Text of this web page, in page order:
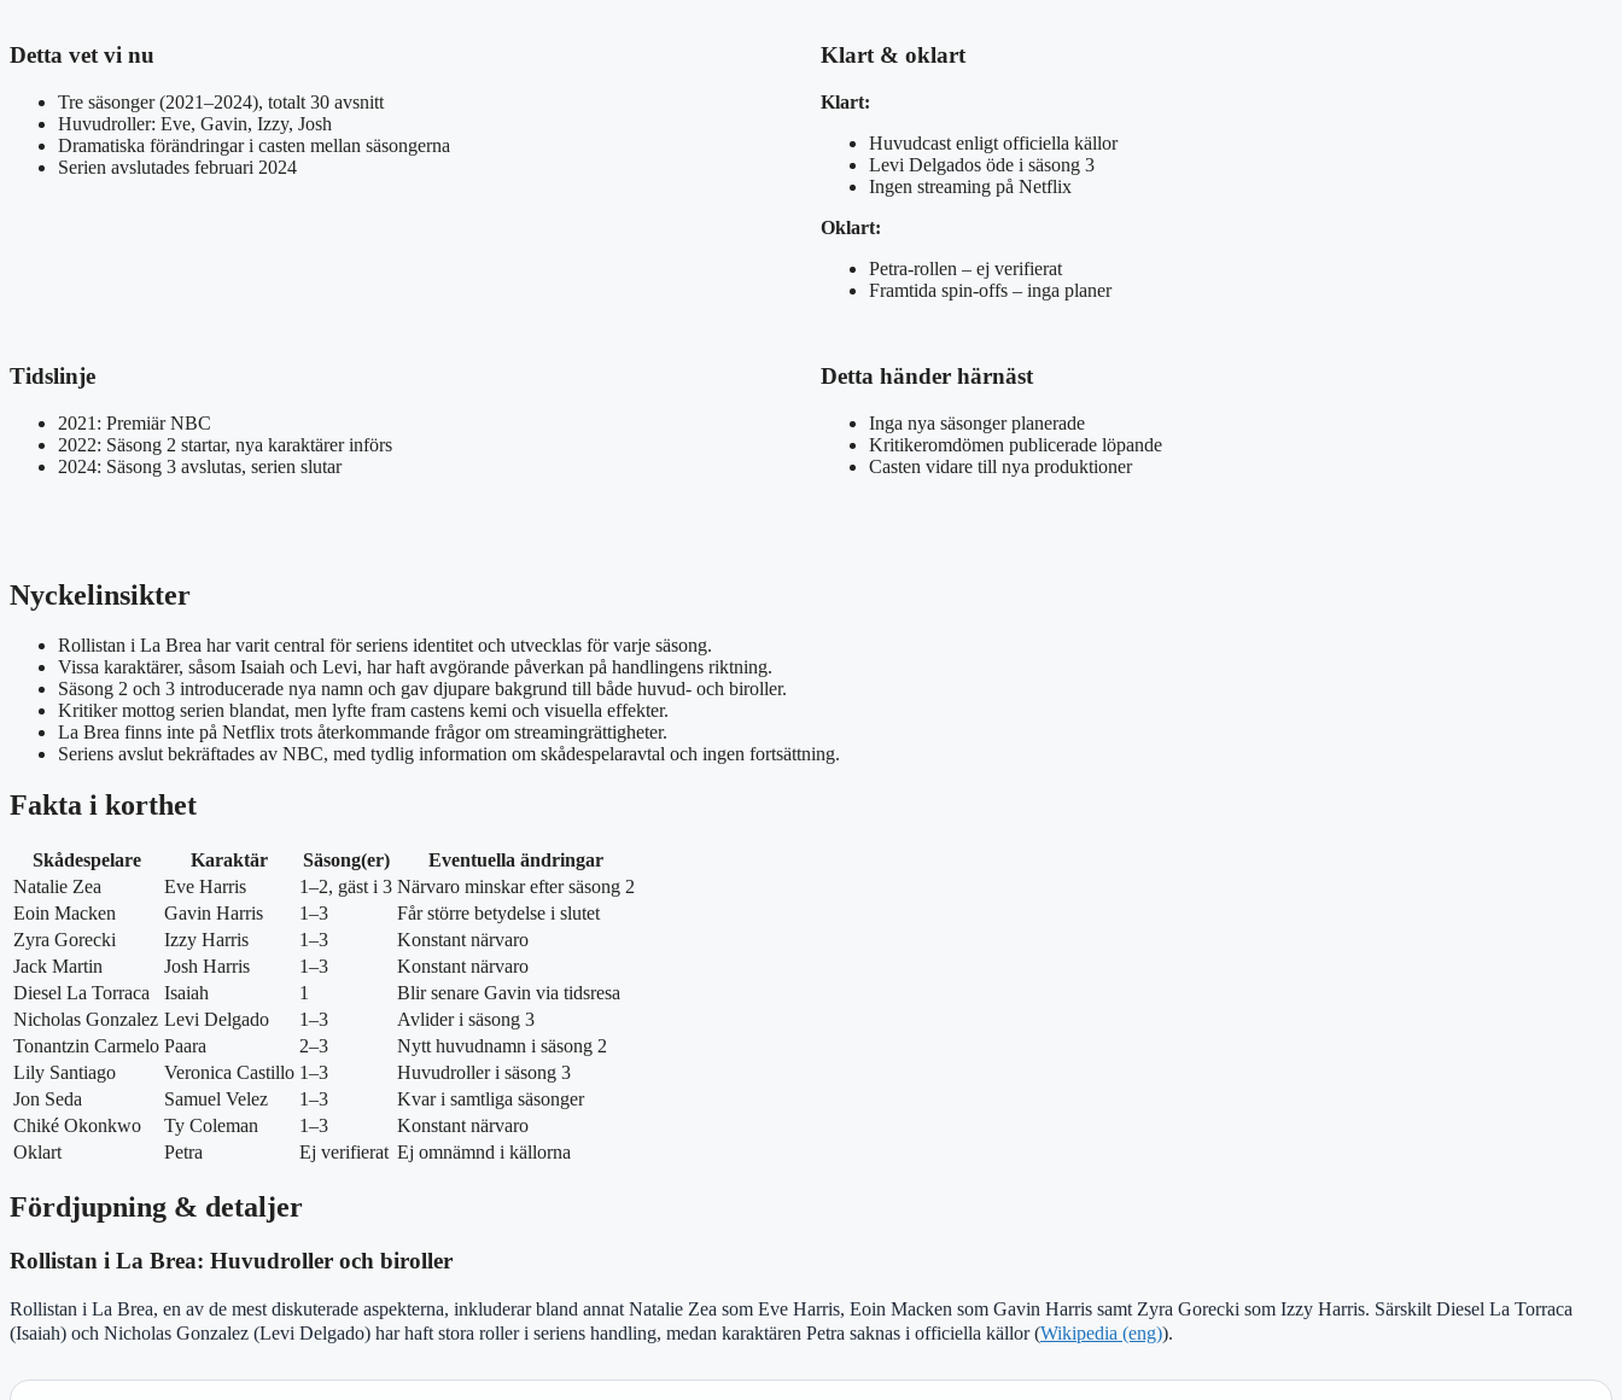
Detta vet vi nu
Tre säsonger (2021–2024), totalt 30 avsnitt
Huvudroller: Eve, Gavin, Izzy, Josh
Dramatiska förändringar i casten mellan säsongerna
Serien avslutades februari 2024
Klart & oklart
Klart:
Huvudcast enligt officiella källor
Levi Delgados öde i säsong 3
Ingen streaming på Netflix
Oklart:
Petra-rollen – ej verifierat
Framtida spin-offs – inga planer
Tidslinje
2021: Premiär NBC
2022: Säsong 2 startar, nya karaktärer införs
2024: Säsong 3 avslutas, serien slutar
Detta händer härnäst
Inga nya säsonger planerade
Kritikeromdömen publicerade löpande
Casten vidare till nya produktioner
Nyckelinsikter
Rollistan i La Brea har varit central för seriens identitet och utvecklas för varje säsong.
Vissa karaktärer, såsom Isaiah och Levi, har haft avgörande påverkan på handlingens riktning.
Säsong 2 och 3 introducerade nya namn och gav djupare bakgrund till både huvud- och biroller.
Kritiker mottog serien blandat, men lyfte fram castens kemi och visuella effekter.
La Brea finns inte på Netflix trots återkommande frågor om streamingrättigheter.
Seriens avslut bekräftades av NBC, med tydlig information om skådespelaravtal och ingen fortsättning.
Fakta i korthet
Skådespelare Karaktär Säsong(er)
Eventuella ändringar
Natalie Zea
Eve Harris 1–2, gäst i 3 Närvaro minskar efter säsong 2
Eoin Macken
Gavin Harris 1–3
Får större betydelse i slutet
Zyra Gorecki
Izzy Harris 1–3
Konstant närvaro
Jack Martin
Josh Harris 1–3
Konstant närvaro
Diesel La Torraca
Isaiah 1
Blir senare Gavin via tidsresa
Nicholas Gonzalez Levi Delgado 1–3
Avlider i säsong 3
Tonantzin Carmelo Paara 2–3
Nytt huvudnamn i säsong 2
Lily Santiago
Veronica Castillo 1–3
Huvudroller i säsong 3
Jon Seda
Samuel Velez 1–3
Kvar i samtliga säsonger
Chiké Okonkwo
Ty Coleman 1–3
Konstant närvaro
Oklart
Petra Ej verifierat Ej omnämnd i källorna
Fördjupning & detaljer
Rollistan i La Brea: Huvudroller och biroller
Rollistan i La Brea, en av de mest diskuterade aspekterna, inkluderar bland annat Natalie Zea som Eve Harris, Eoin Macken som Gavin Harris samt Zyra Gorecki som Izzy Harris. Särskilt Diesel La Torraca
(Isaiah) och Nicholas Gonzalez (Levi Delgado) har haft stora roller i seriens handling, medan karaktären Petra saknas i officiella källor (Wikipedia (eng)).